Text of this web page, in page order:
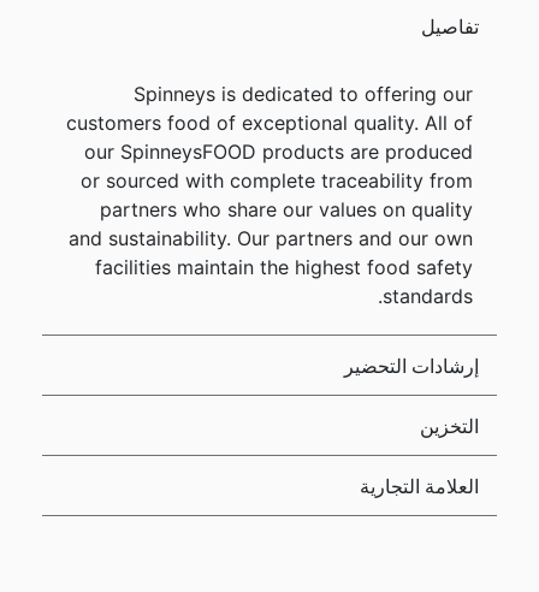
تفاصيل
Spinneys is dedicated to offering our
customers food of exceptional quality. All of
our SpinneysFOOD products are produced
or sourced with complete traceability from
partners who share our values on quality
and sustainability. Our partners and our own
facilities maintain the highest food safety
standards.
إرشادات التحضير
التخزين
العلامة التجارية